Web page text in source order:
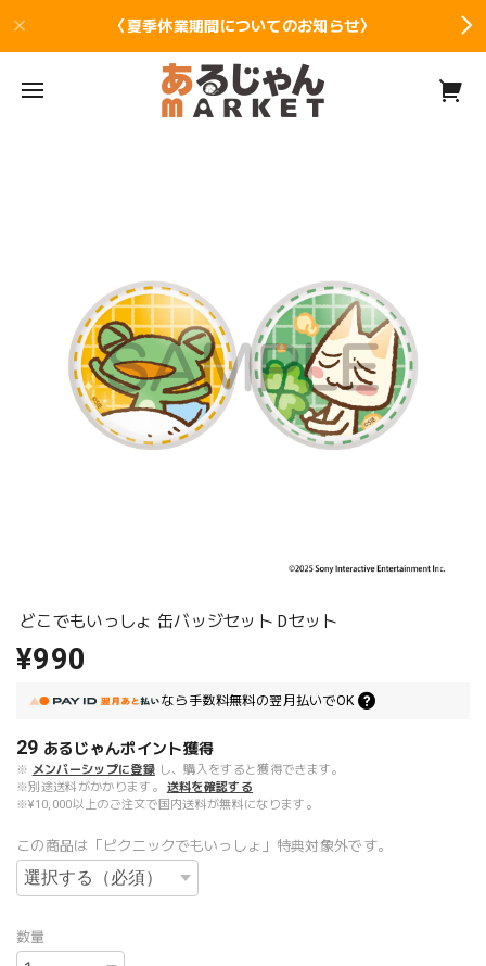
〈夏季休業期間についてのお知らせ〉
どこでもいっしょ 缶バッジセット Dセット
¥990
なら 手数料無料の翌月払いでOK
29 あるじゃんポイント獲得
※ メンバーシップに登録 し、購入をすると獲得できます。
※別途送料がかかります。
送料を確認する
※¥10,000以上のご注文で国内送料が無料になります。
この商品は「ピクニックでもいっしょ」特典対象外です。
数量